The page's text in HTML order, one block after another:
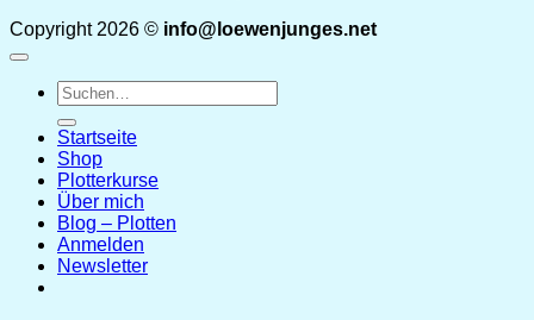
Copyright 2026 © info@loewenjunges.net
Suchen
nach:
Startseite
Shop
Plotterkurse
Über mich
Blog – Plotten
Anmelden
Newsletter